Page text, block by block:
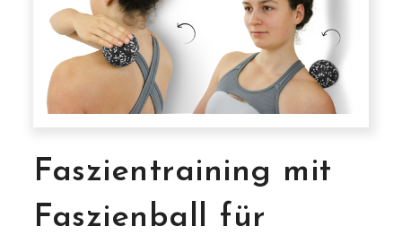
Faszientraining mit
Faszienball für